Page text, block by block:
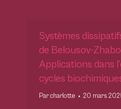
Systèmes
de Belousov-
Applications dans
cycles
Par charlotte 20 mars